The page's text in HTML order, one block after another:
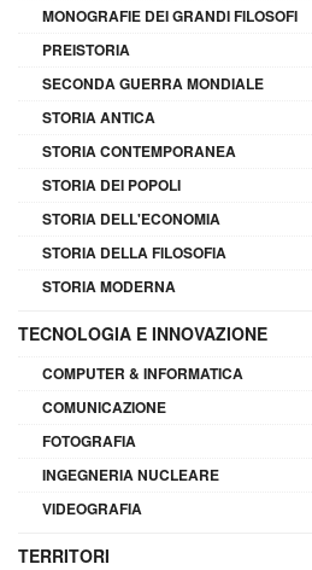
MONOGRAFIE DEI GRANDI FILOSOFI
PREISTORIA
SECONDA GUERRA MONDIALE
STORIA ANTICA
STORIA CONTEMPORANEA
STORIA DEI POPOLI
STORIA DELL'ECONOMIA
STORIA DELLA FILOSOFIA
STORIA MODERNA
TECNOLOGIA E INNOVAZIONE
COMPUTER & INFORMATICA
COMUNICAZIONE
FOTOGRAFIA
INGEGNERIA NUCLEARE
VIDEOGRAFIA
TERRITORI